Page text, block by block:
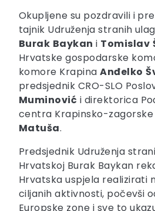
Okupljene su pozdravili i
tajnik Udruženja stranih
Burak Baykan i Tomislav
Hrvatske gospodarske
komore KrapinaAnđelko
predsjednik CRO-SLO
Muminović i direktorica
centra Krapinsko-zagorske
Matuša.
Predsjednik Udruženja
Hrvatskoj Burak Baykan
Hrvatska uspjela realizirati
ciljanih aktivnosti, počevši
Europske zone i sve to